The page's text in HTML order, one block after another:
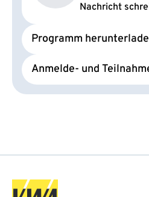
Nachricht
Programm
Anmelde- und